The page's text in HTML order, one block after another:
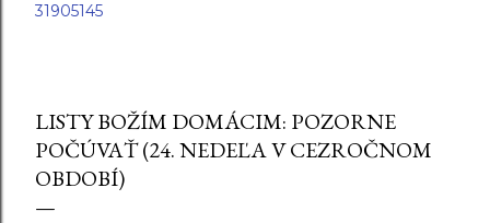
31905145
LISTY BOŽÍM DOMÁCIM: POZORNE
POČÚVAŤ (24. NEDEĽA V CEZROČNOM
OBDOBÍ)